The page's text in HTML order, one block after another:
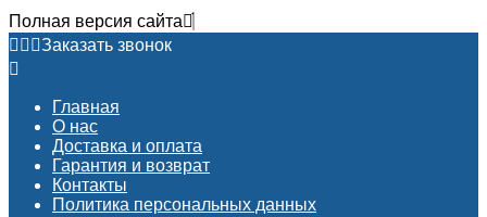
Полная версия сайта
Заказать звонок
Главная
О нас
Доставка и оплата
Гарантия и возврат
Контакты​
Политика персональных данных